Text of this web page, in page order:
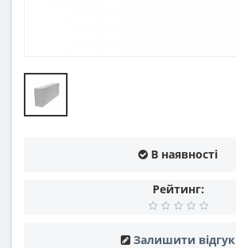
В наявності
Рейтинг:
Залишити відгук